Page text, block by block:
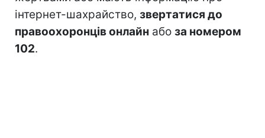
інтернет-шахрайство, звертатися до
правоохоронців онлайн або за номером
102.